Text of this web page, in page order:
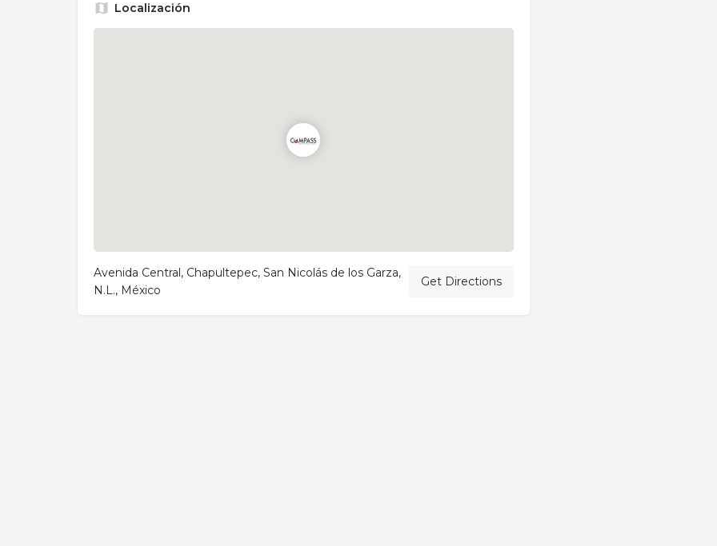
Localización
Avenida Central, Chapultepec, San Nicolás de los Garza,
N.L., México
Get Directions